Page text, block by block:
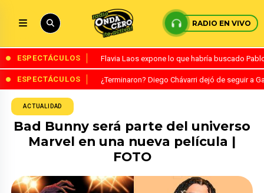
RADIO EN VIVO
ESPECTÁCULOS Flavia Laos expone lo que habría buscado
ESPECTÁCULOS ¿Terminaron? Diego Chávarri dejó de seguir a
ACTUALIDAD
Bad Bunny será parte del universo
Marvel en una nueva película |
FOTO